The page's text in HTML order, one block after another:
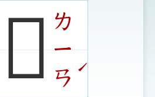
𠔨ㄌ
ㄧ
ㄢ
ˊ